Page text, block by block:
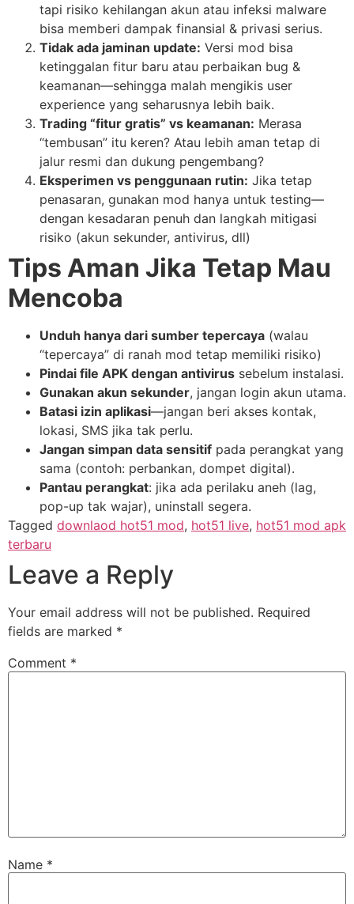
tapi risiko kehilangan akun atau infeksi malware
bisa memberi dampak finansial & privasi serius.
Tidak ada jaminan update: Versi mod bisa
ketinggalan fitur baru atau perbaikan bug &
keamanan—sehingga malah mengikis user
experience yang seharusnya lebih baik.
Trading “fitur gratis” vs keamanan: Merasa
“tembusan” itu keren? Atau lebih aman tetap di
jalur resmi dan dukung pengembang?
Eksperimen vs penggunaan rutin: Jika tetap
penasaran, gunakan mod hanya untuk testing—
dengan kesadaran penuh dan langkah mitigasi
risiko (akun sekunder, antivirus, dll)
Tips Aman Jika Tetap Mau
Mencoba
Unduh hanya dari sumber tepercaya (walau
“tepercaya” di ranah mod tetap memiliki risiko)
Pindai file APK dengan antivirus sebelum instalasi.
Gunakan akun sekunder, jangan login akun utama.
Batasi izin aplikasi—jangan beri akses kontak,
lokasi, SMS jika tak perlu.
Jangan simpan data sensitif pada perangkat yang
sama (contoh: perbankan, dompet digital).
Pantau perangkat: jika ada perilaku aneh (lag,
pop-up tak wajar), uninstall segera.
Tagged downlaod hot51 mod, hot51 live, hot51 mod apk
terbaru
Leave a Reply
Your email address will not be published. Required
fields are marked *
Comment *
Name *